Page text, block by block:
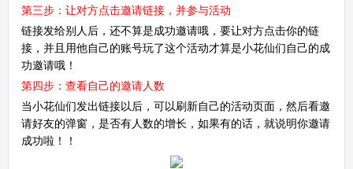
第三步：让对方点击邀请链接，并参与活动
链接发给别人后，还不算是成功邀请哦，要让对方点击你的链
接，并且用他自己的账号玩了这个活动才算是小花仙们自己的成
功邀请哦！
第四步：查看自己的邀请人数
当小花仙们发出链接以后，可以刷新自己的活动页面，然后看邀
请好友的弹窗，是否有人数的增长，如果有的话，就说明你邀请
成功啦！！